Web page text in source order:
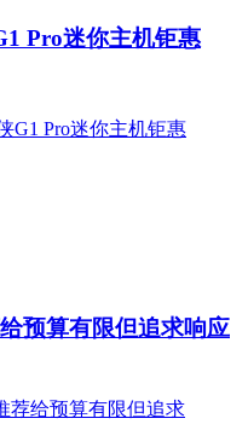
Pro迷你主机钜惠
预算有限但追求响应